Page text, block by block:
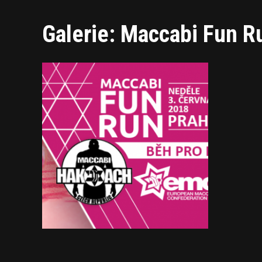
Galerie: Maccabi Fun